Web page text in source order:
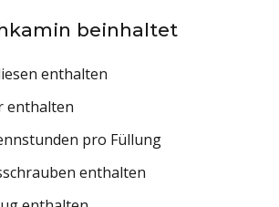
beinhaltet
enthalten
enthalten
pro Füllung
enthalten